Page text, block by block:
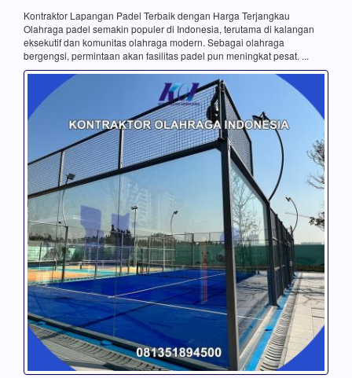
Kontraktor Lapangan Padel Terbaik dengan Harga Terjangkau
Olahraga padel semakin populer di Indonesia, terutama di kalangan
eksekutif dan komunitas olahraga modern. Sebagai olahraga
bergengsi, permintaan akan fasilitas padel pun meningkat pesat. ...